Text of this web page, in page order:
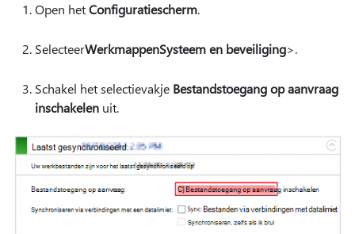
Open hetConfiguratiescherm.
SelecteerWerkmappenSysteem en beveiliging>.
Schakel het selectievakje Bestandstoegang op aanvraag
inschakelen uit.